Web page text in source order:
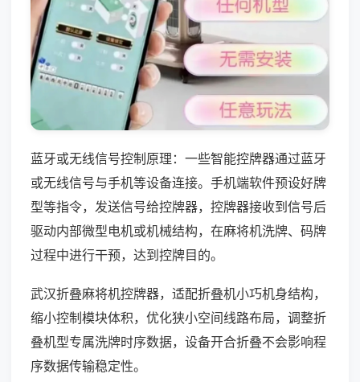
蓝牙或无线信号控制原理：一些智能控牌器通过蓝牙
或无线信号与手机等设备连接。手机端软件预设好牌
型等指令，发送信号给控牌器，控牌器接收到信号后
驱动内部微型电机或机械结构，在麻将机洗牌、码牌
过程中进行干预，达到控牌目的。
武汉折叠麻将机控牌器，适配折叠机小巧机身结构，
缩小控制模块体积，优化狭小空间线路布局，调整折
叠机型专属洗牌时序数据，设备开合折叠不会影响程
序数据传输稳定性。